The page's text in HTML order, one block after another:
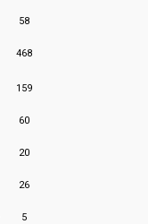
58
468
159
60
20
26
5